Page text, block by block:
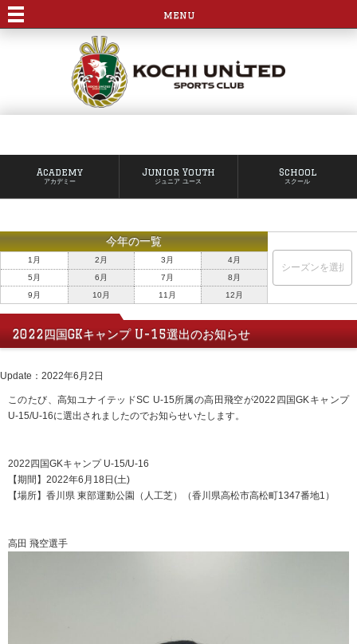
menu
Academy
アカデミー
Junior Youth
ジュニア ユース
School
スクール
今年の一覧
1月 2月 3月
4月
5月
6月 7月
8月
9月
10月 11月 12月
2022四国GKキャンプ U-15選出のお知らせ
Update：2022年6月2日
このたび、高知ユナイテッドSC U-15所属の高田飛空が2022四国GKキャンプ
U-15/U-16に選出されましたのでお知らせいたします。
2022四国GKキャンプ U-15/U-16
【期間】2022年6月18日(土)
【場所】香川県 東部運動公園（人工芝）（香川県高松市高松町1347番地1）
高田 飛空選手